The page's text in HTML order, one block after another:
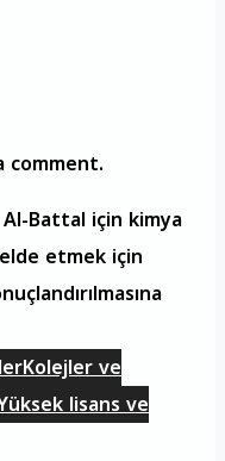
Battal için kimya
etmek için
Kolejler ve
lisans ve